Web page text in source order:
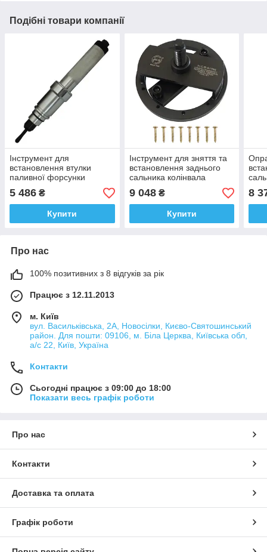
Подібні товари компанії
Інструмент для
встановлення втулки
паливної форсунки
VOLVO EURO6 88800513.
A1891 Н.С.В.
5 486 ₴
Купити
Інструмент для зняття та
встановлення заднього
сальника колінвала
CUMMINS 3.5L, 3.9L, 5.9L
і 6.7L. A1766 Н.С.В.
9 048₴
Купити
8
Про нас
100% позитивних з 8 відгуків за рік
Працює з 12.11.2013
м. Київ
вул. Васильківська, 2А, Новосілки, Києво-Святошинський
район. Для пошти: 09106, м. Біла Церква, Київська обл,
а/с 22, Київ, Україна
Контакти
Сьогодні працює з 09:00 до 18:00
Показати весь графік роботи
Про нас
Контакти
Доставка та оплата
Графік роботи